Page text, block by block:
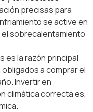
precisas para
se active en
sobrecalentamiento
es la razón principal
a comprar el
Invertir en
climática correcta es,